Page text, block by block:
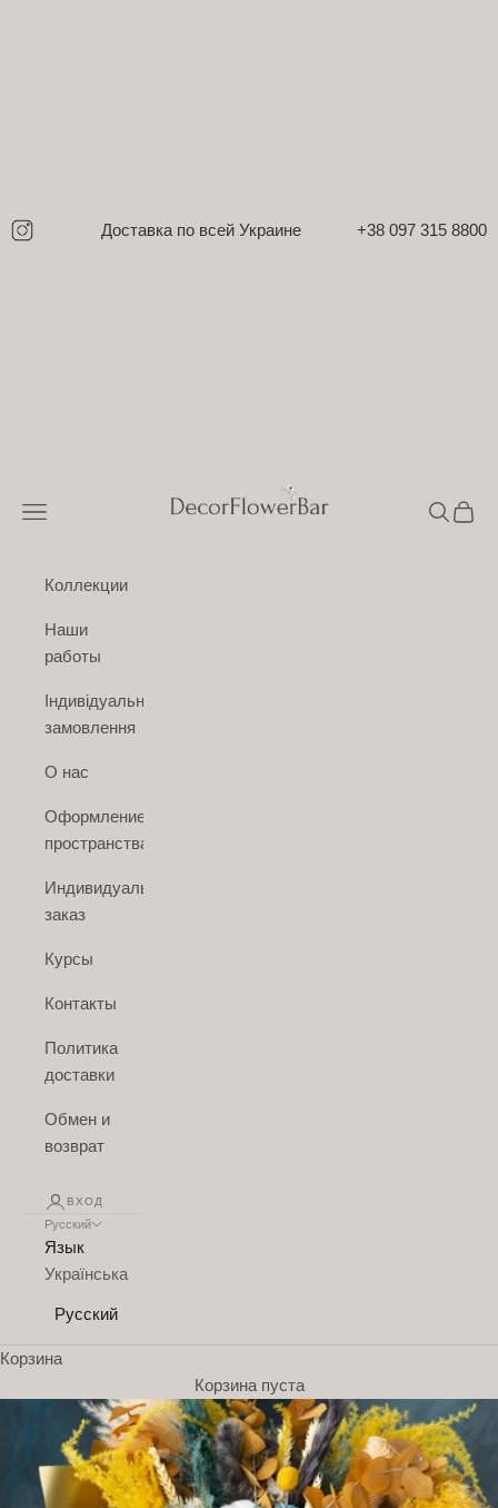
Доставка по всей Украине +38 097 315 8800
DecorFlowerBar
Открыть меню навигации
Открыть
Коллекции
Наши
работы
Індивідуальне
замовлення
О нас
Оформление
пространства
Индивидуальный
заказ
Курсы
Контакты
Политика
доставки
Обмен и
возврат
ВХОД
Русский
Язык
Українська
Русский
Корзина
Корзина пуста